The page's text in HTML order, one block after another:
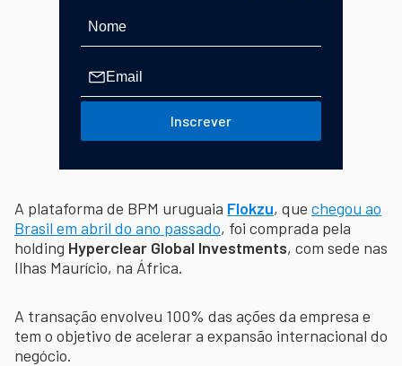
Inscrever
A plataforma de BPM uruguaia Flokzu, que chegou ao
Brasil em abril do ano passado, foi comprada pela
holding Hyperclear Global Investments, com sede nas
Ilhas Maurício, na África.
A transação envolveu 100% das ações da empresa e
tem o objetivo de acelerar a expansão internacional do
negócio.